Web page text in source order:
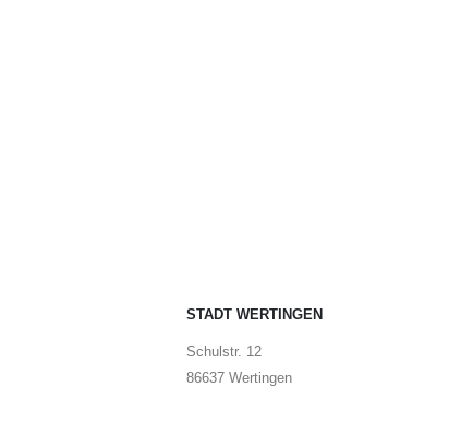
STADT WERTINGEN
Schulstr. 12
86637 Wertingen